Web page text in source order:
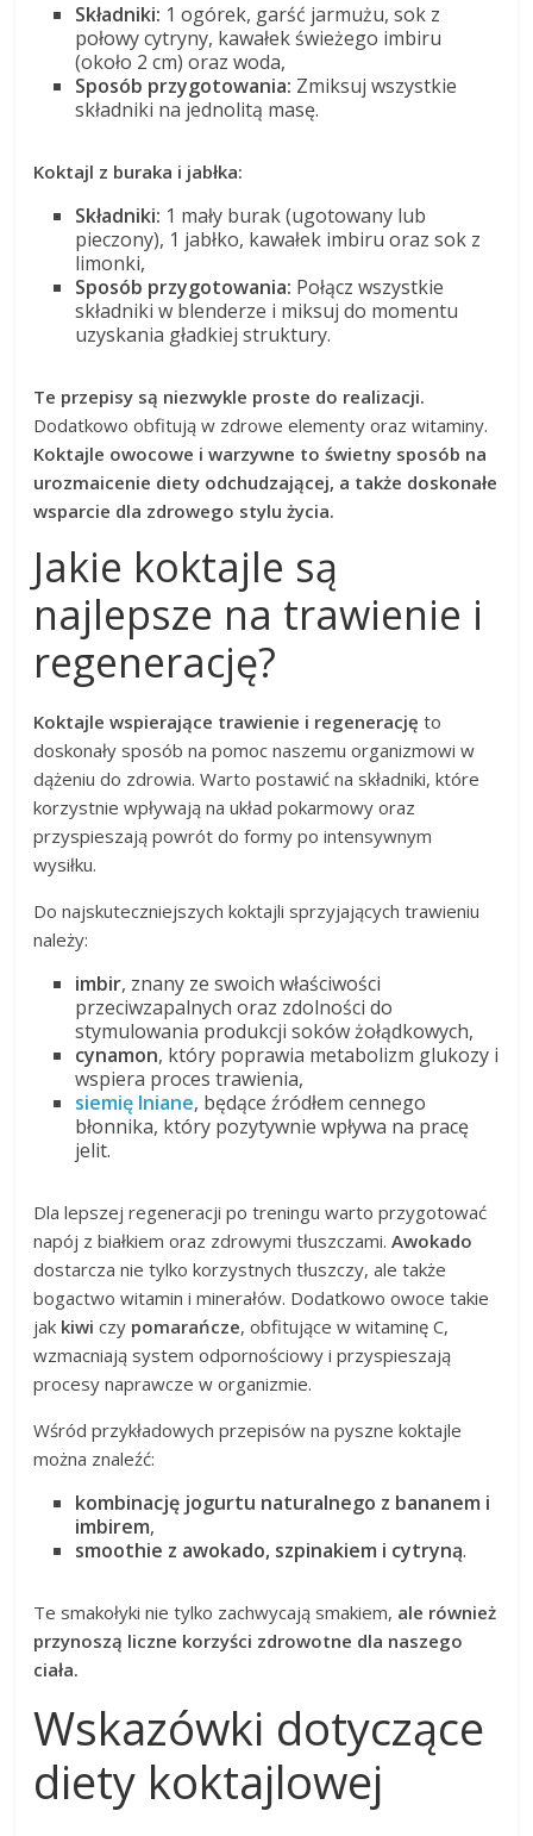
Składniki: 1 ogórek, garść jarmużu, sok z
połowy cytryny, kawałek świeżego imbiru
(około 2 cm) oraz woda,
Sposób przygotowania: Zmiksuj wszystkie
składniki na jednolitą masę.
Koktajl z buraka i jabłka:
Składniki: 1 mały burak (ugotowany lub
pieczony), 1 jabłko, kawałek imbiru oraz sok z
limonki,
Sposób przygotowania: Połącz wszystkie
składniki w blenderze i miksuj do momentu
uzyskania gładkiej struktury.
Te przepisy są niezwykle proste do realizacji.
Dodatkowo obfitują w zdrowe elementy oraz witaminy.
Koktajle owocowe i warzywne to świetny sposób na
urozmaicenie diety odchudzającej, a także doskonałe
wsparcie dla zdrowego stylu życia.
Jakie koktajle są
najlepsze na trawienie i
regenerację?
Koktajle wspierające trawienie i regenerację to
doskonały sposób na pomoc naszemu organizmowi w
dążeniu do zdrowia. Warto postawić na składniki, które
korzystnie wpływają na układ pokarmowy oraz
przyspieszają powrót do formy po intensywnym
wysiłku.
Do najskuteczniejszych koktajli sprzyjających trawieniu
należy:
imbir, znany ze swoich właściwości
przeciwzapalnych oraz zdolności do
stymulowania produkcji soków żołądkowych,
cynamon, który poprawia metabolizm glukozy i
wspiera proces trawienia,
siemię lniane, będące źródłem cennego
błonnika, który pozytywnie wpływa na pracę
jelit.
Dla lepszej regeneracji po treningu warto przygotować
napój z białkiem oraz zdrowymi tłuszczami.Awokado
dostarcza nie tylko korzystnych tłuszczy, ale także
bogactwo witamin i minerałów. Dodatkowo owoce takie
jak kiwi czy pomarańcze, obfitujące w witaminę C,
wzmacniają system odpornościowy i przyspieszają
procesy naprawcze w organizmie.
Wśród przykładowych przepisów na pyszne koktajle
można znaleźć:
kombinację jogurtu naturalnego z bananem i
imbirem,
smoothie z awokado, szpinakiem i cytryną.
Te smakołyki nie tylko zachwycają smakiem, ale również
przynoszą liczne korzyści zdrowotne dla naszego
ciała.
Wskazówki dotyczące
diety koktajlowej